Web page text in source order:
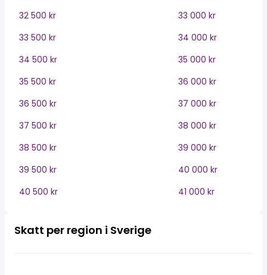
32 500 kr
33 000 kr
33 500 kr
34 000 kr
34 500 kr
35 000 kr
35 500 kr
36 000 kr
36 500 kr
37 000 kr
37 500 kr
38 000 kr
38 500 kr
39 000 kr
39 500 kr
40 000 kr
40 500 kr
41 000 kr
Skatt per region i Sverige